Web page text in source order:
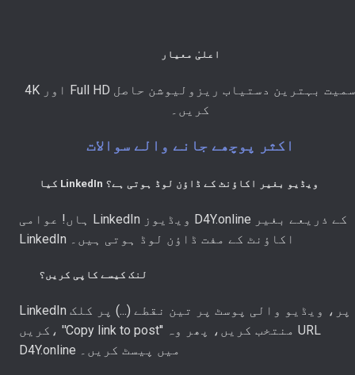
اعلیٰ معیار
4K اور Full HD سمیت بہترین دستیاب ریزولیوشن حاصل
کریں۔
اکثر پوچھے جانے والے سوالات
کیا LinkedIn ویڈیو بغیر اکاؤنٹ کے ڈاؤن لوڈ ہوتی ہے؟
ہاں! عوامی LinkedIn ویڈیوز D4Y.online کے ذریعے بغیر
LinkedIn اکاؤنٹ کے مفت ڈاؤن لوڈ ہوتی ہیں۔
لنک کیسے کاپی کریں؟
LinkedIn پر، ویڈیو والی پوسٹ پر تین نقطے (...) پر کلک
کریں، ''Copy link to post'' منتخب کریں، پھر وہ URL
D4Y.online میں پیسٹ کریں۔